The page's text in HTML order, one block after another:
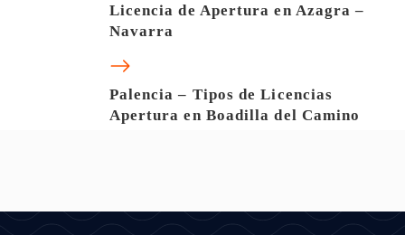
Licencia de Apertura en Azagra –
Navarra
Palencia – Tipos de Licencias
Apertura en Boadilla del Camino